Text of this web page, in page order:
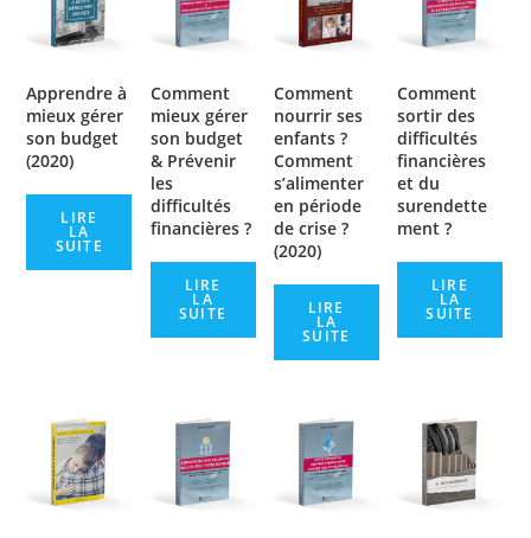
Apprendre à
mieux gérer
son budget
(2020)
LIRE
LA
SUITE
Comment
mieux gérer
son budget
& Prévenir
les
difficultés
financières ?
LIRE
LA
SUITE
Comment
nourrir ses
enfants ?
Comment
s’alimenter
en période
de crise ?
(2020)
LIRE
LA
SUITE
Comment
sortir des
difficultés
financières
et du
surendette
ment ?
LIRE
LA
SUITE